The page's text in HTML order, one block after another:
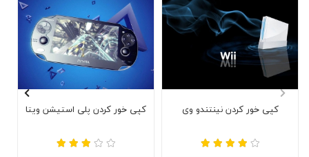
کپی خور کردن نینتندو وی کپی خور کردن پلی استیشن ویتا